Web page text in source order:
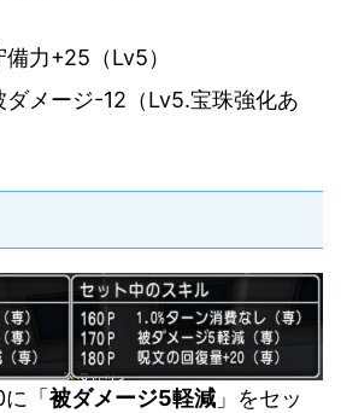
力+25（Lv5）
メージ-12（Lv5.宝珠強化あ
に「被ダメージ5軽減 」をセッ